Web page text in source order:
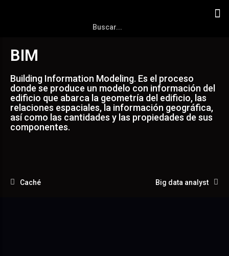
BIM
Building Information Modeling. Es el proceso
donde se produce un modelo con información del
edificio que abarca la geometría del edificio, las
relaciones espaciales, la información geográfica,
así como las cantidades y las propiedades de sus
componentes.
Caché Big data analyst